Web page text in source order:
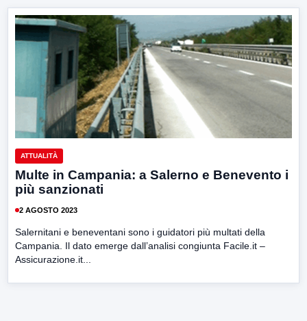
ATTUALITÀ
Multe in Campania: a Salerno e Benevento i
più sanzionati
2 AGOSTO 2023
Salernitani e beneventani sono i guidatori più multati della
Campania. Il dato emerge dall’analisi congiunta Facile.it –
Assicurazione.it...